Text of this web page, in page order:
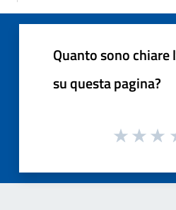
Quanto sono
su questa pagina?